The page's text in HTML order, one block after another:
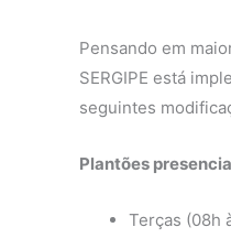
Pensando em
SERGIPE está
seguintes
Plantões
Terças (08h